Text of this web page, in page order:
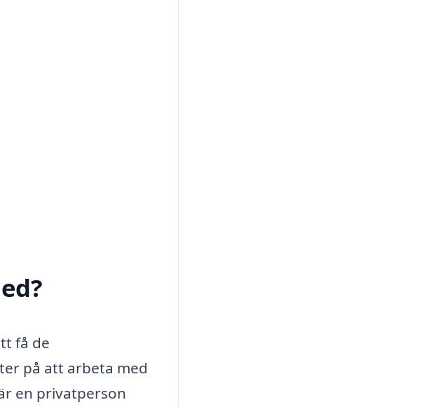
få de
på att arbeta med
en privatperson